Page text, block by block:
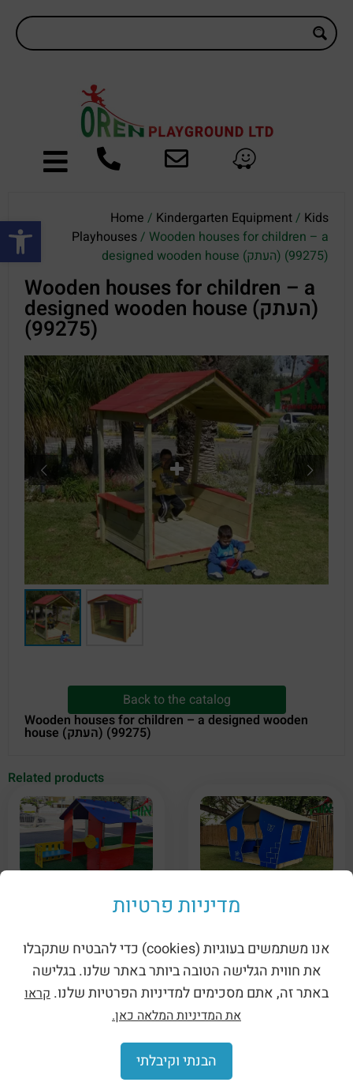
Open toolbar Home / Kindergarten Equipment/ Kids
Playhouses/ Wooden houses for children – a
designed wooden house (העתק) (99275)
Wooden houses for children – a
designed wooden house (העתק)
(99275)
Back to the catalog
Wooden houses for children – a designed wooden
house (העתק) (99275)
Related products
for children (2851)
Wooden houses for
children – a designed
wooden house (99270)
Wooden houses for
children – a luxurious
wooden house (2801)
מדיניות פרטיות
אנו משתמשים בעוגיות (cookies) כדי להבטיח שתקבלו
את חווית הגלישה הטובה ביותר באתר שלנו. בגלישה
באתר זה, אתם מסכימים למדיניות הפרטיות שלנו. קראו
את המדיניות המלאה כאן.
הבנתי וקיבלתי